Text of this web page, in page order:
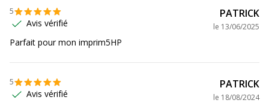
Etat du produit
Données logistiques
Quantité emballée
5
Avis vérifié
PATRICK
le 13/06/2025
Parfait pour mon imprim5HP
5
Avis vérifié
PATRICK
le 18/08/2024